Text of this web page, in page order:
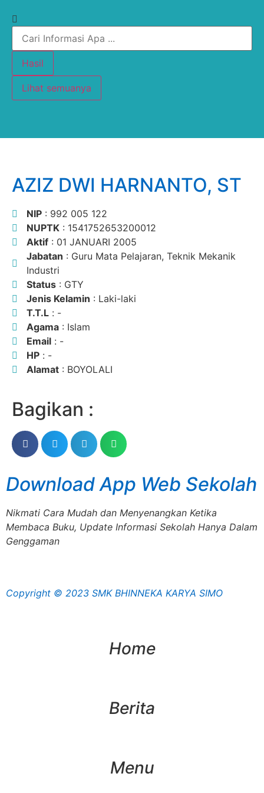
Hasil
Lihat semuanya
AZIZ DWI HARNANTO, ST
NIP : 992 005 122
NUPTK : 1541752653200012
Aktif : 01 JANUARI 2005
Jabatan : Guru Mata Pelajaran, Teknik Mekanik
Industri
Status : GTY
Jenis Kelamin : Laki-laki
T.T.L : -
Agama : Islam
Email : -
HP : -
Alamat : BOYOLALI
Bagikan :
Download App Web Sekolah
Nikmati Cara Mudah dan Menyenangkan Ketika
Membaca Buku, Update Informasi Sekolah Hanya Dalam
Genggaman
Copyright © 2023 SMK BHINNEKA KARYA SIMO
Home
Berita
Menu